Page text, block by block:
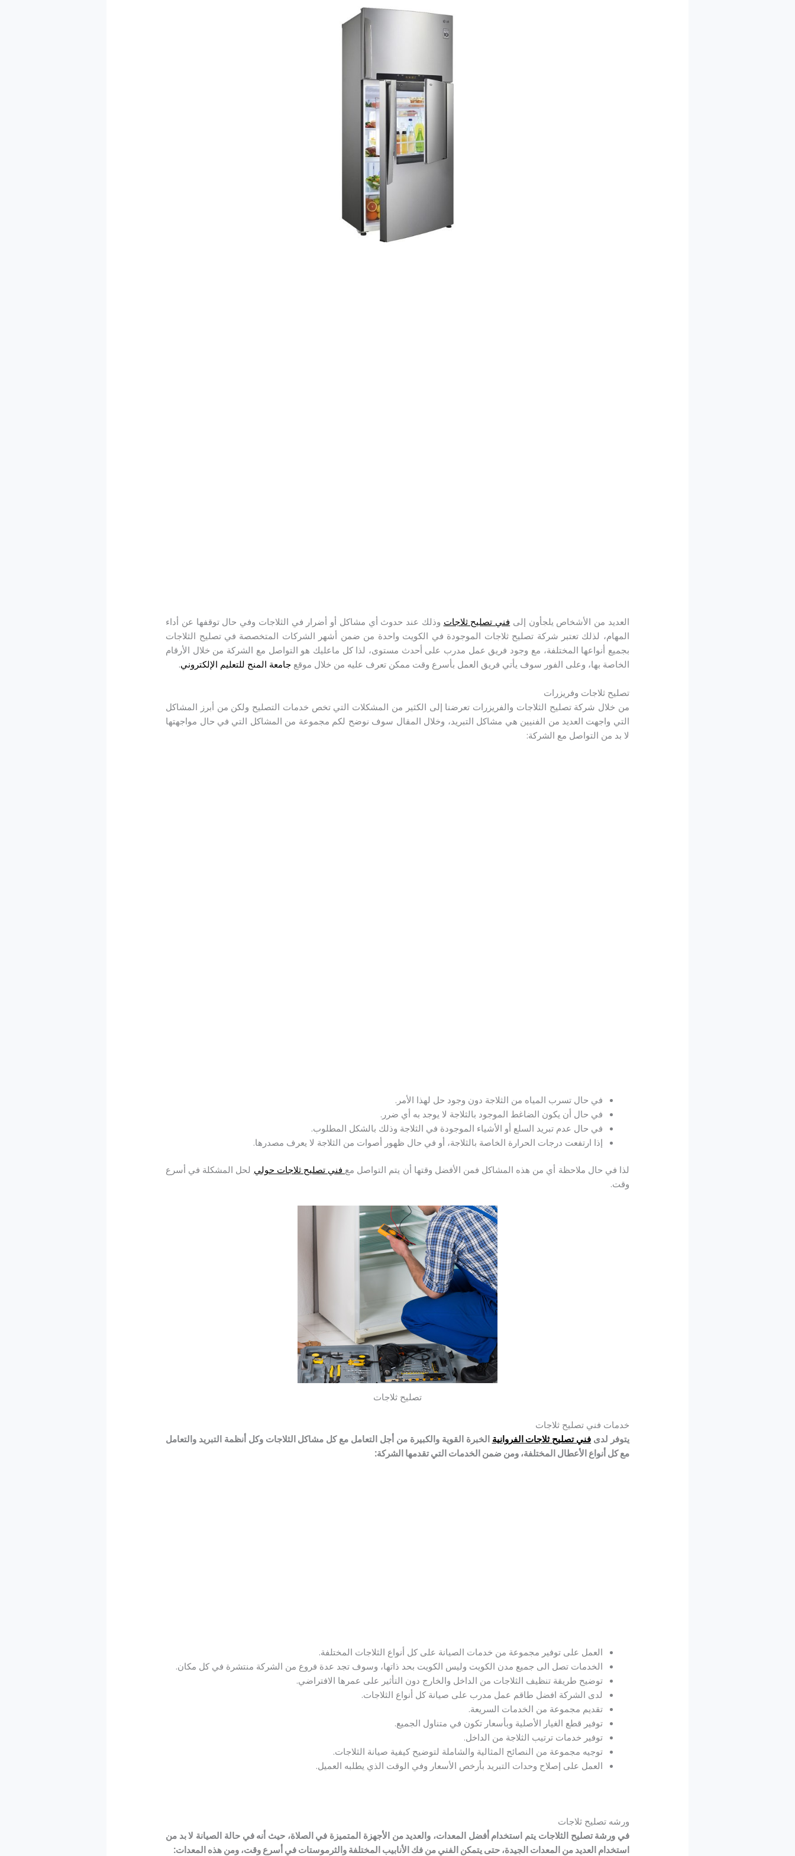
العديد من الأشخاص يلجأون إلى فني تصليح ثلاجات وذلك عند حدوث أي مشاكل أو أضرار في الثلاجات وفي حال توقفها عن أداء
المهام، لذلك تعتبر شركة تصليح ثلاجات الموجودة في الكويت واحدة من ضمن أشهر الشركات المتخصصة في تصليح الثلاجات
بجميع أنواعها المختلفة، مع وجود فريق عمل مدرب على أحدث مستوى، لذا كل ماعليك هو التواصل مع الشركة من خلال الأرقام
الخاصة بها، وعلى الفور سوف يأتي فريق العمل بأسرع وقت ممكن تعرف عليه من خلال موقعجامعة المنح للتعليم الإلكتروني.
تصليح ثلاجات وفريزرات
من خلال شركة تصليح الثلاجات والفريزرات تعرضنا إلى الكثير من المشكلات التي تخص خدمات التصليح ولكن من أبرز المشاكل
التي واجهت العديد من الفنيين هي مشاكل التبريد، وخلال المقال سوف نوضح لكم مجموعة من المشاكل التي في حال مواجهتها
لا بد من التواصل مع الشركة:
في حال تسرب المياه من الثلاجة دون وجود حل لهذا الأمر.
في حال أن يكون الضاغط الموجود بالثلاجة لا يوجد به أي ضرر.
في حال عدم تبريد السلع أو الأشياء الموجودة في الثلاجة وذلك بالشكل المطلوب.
إذا ارتفعت درجات الحرارة الخاصة بالثلاجة، أو في حال ظهور أصوات من الثلاجة لا يعرف مصدرها.
لذا في حال ملاحظة أي من هذه المشاكل فمن الأفضل وقتها أن يتم التواصل مع فني تصليح ثلاجات حولي لحل المشكلة في أسرع
وقت.
تصليح ثلاجات
خدمات فني تصليح ثلاجات
يتوفر لدى فني تصليح ثلاجات الفروانية الخبرة القوية والكبيرة من أجل التعامل مع كل مشاكل الثلاجات وكل أنظمة التبريد والتعامل
مع كل أنواع الأعطال المختلفة، ومن ضمن الخدمات التي تقدمها الشركة:
العمل على توفير مجموعة من خدمات الصيانة على كل أنواع الثلاجات المختلفة.
الخدمات تصل الى جميع مدن الكويت وليس الكويت بحد ذاتها، وسوف تجد عدة فروع من الشركة منتشرة في كل مكان.
توضيح طريقة تنظيف الثلاجات من الداخل والخارج دون التأثير على عمرها الافتراضي.
لدى الشركة افضل طاقم عمل مدرب على صيانة كل أنواع الثلاجات.
تقديم مجموعة من الخدمات السريعة.
توفير قطع الغيار الأصلية وبأسعار تكون في متناول الجميع.
توفير خدمات ترتيب الثلاجة من الداخل.
توجيه مجموعة من النصائح المثالية والشاملة لتوضيح كيفية صيانة الثلاجات.
العمل على إصلاح وحدات التبريد بأرخص الأسعار وفي الوقت الذي يطلبه العميل.
ورشه تصليح ثلاجات
في ورشة تصليح الثلاجات يتم استخدام أفضل المعدات، والعديد من الأجهزة المتميزة في الصلاة، حيث أنه في حالة الصيانة لا بد من
استخدام العديد من المعدات الجيدة، حتى يتمكن الفني من فك الأنابيب المختلفة والثرموستات في أسرع وقت، ومن هذه المعدات: